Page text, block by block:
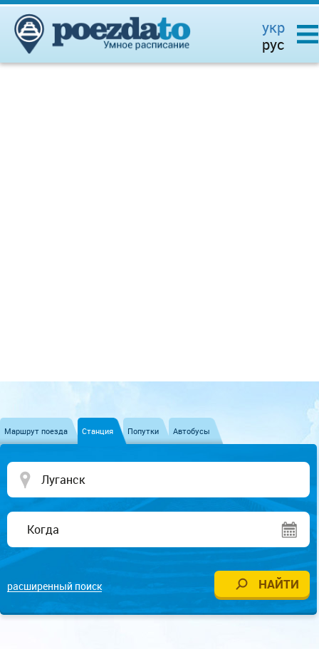
укр
рус
Маршрут поезда Станция Попутки Автобусы
расширенный поиск